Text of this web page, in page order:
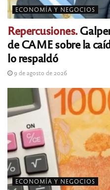
ECONOMÍA Y NEGOCIOS
Repercusiones.
de CAME sobre la
lo respaldó
9 de agosto de 2026
ECONOMÍA Y NEGOCIOS